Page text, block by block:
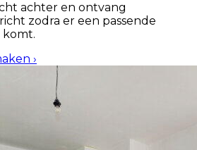
achter en ontvang
zodra er een passende
komt.
›